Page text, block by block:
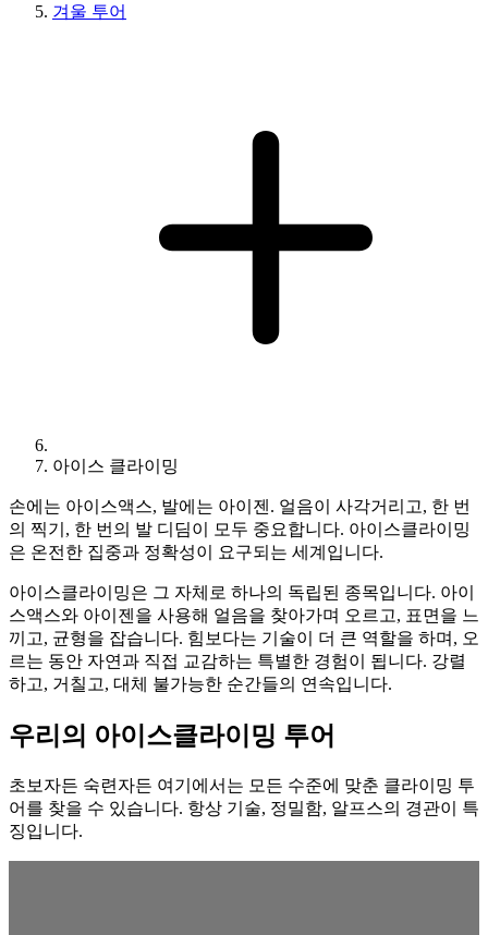
겨울 투어
아이스 클라이밍
손에는 아이스액스, 발에는 아이젠. 얼음이 사각거리고, 한 번
의 찍기, 한 번의 발 디딤이 모두 중요합니다. 아이스클라이밍
은 온전한 집중과 정확성이 요구되는 세계입니다.
아이스클라이밍은 그 자체로 하나의 독립된 종목입니다. 아이
스액스와 아이젠을 사용해 얼음을 찾아가며 오르고, 표면을 느
끼고, 균형을 잡습니다. 힘보다는 기술이 더 큰 역할을 하며, 오
르는 동안 자연과 직접 교감하는 특별한 경험이 됩니다. 강렬
하고, 거칠고, 대체 불가능한 순간들의 연속입니다.
우리의 아이스클라이밍 투어
초보자든 숙련자든 여기에서는 모든 수준에 맞춘 클라이밍 투
어를 찾을 수 있습니다. 항상 기술, 정밀함, 알프스의 경관이 특
징입니다.